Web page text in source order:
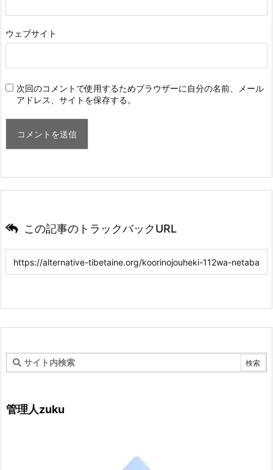
ウェブサイト
次回のコメントで使用するためブラウザーに自分の名前、メール
アドレス、サイトを保存する。
この記事のトラックバックURL
管理人zuku